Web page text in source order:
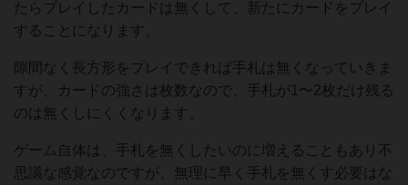
たらプレイしたカードは無くして、新たにカードをプレイ
することになります。
隙間なく長方形をプレイできれば手札は無くなっていきま
すが、カードの強さは枚数なので、手札が1〜2枚だけ残る
のは無くしにくくなります。
ゲーム自体は、手札を無くしたいのに増えることもあり不
思議な感覚なのですが、無理に早く手札を無くす必要はな